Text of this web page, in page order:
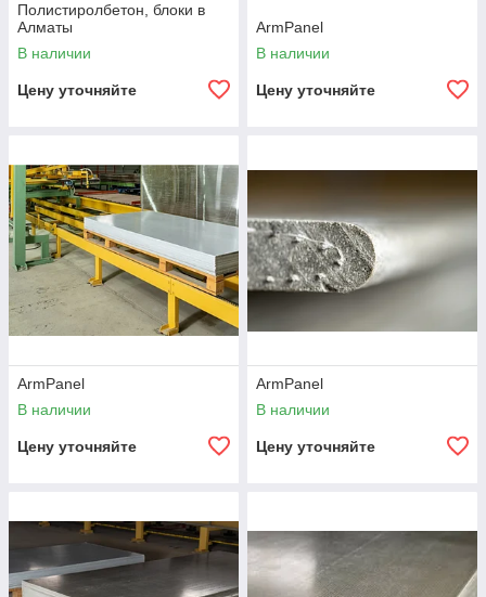
Полистиролбетон, блоки в
Алматы
В наличии
Цену уточняйте
ArmPanel
В наличии
Цену уточняйте
ArmPanel
В наличии
Цену уточняйте
ArmPanel
В наличии
Цену уточняйте